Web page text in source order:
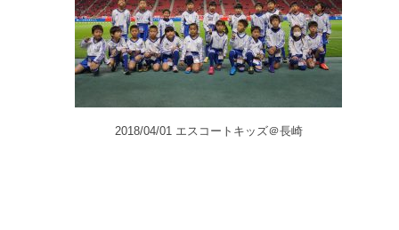
2018/04/01 エスコートキッズ＠長崎